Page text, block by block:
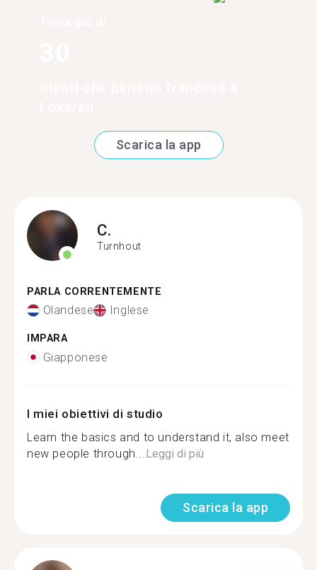
Scarica la app
C.
Turnhout
PARLA CORRENTEMENTE
Olandese Inglese
IMPARA
Giapponese
I miei obiettivi di studio
Learn the basics and to understand it, also meet
new people through... Leggi di più
Scarica la app